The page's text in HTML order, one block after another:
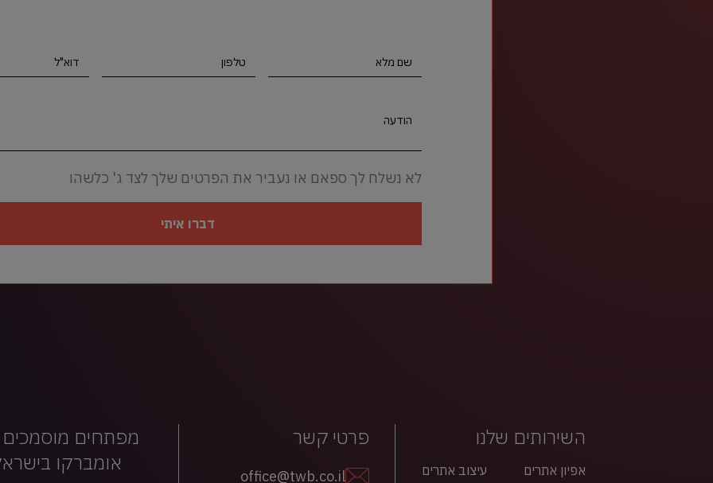
שם מלא טלפון דוא"ל
הודעה
לא נשלח לך ספאם או נעביר את הפרטים שלך לצד ג' כלשהו
דברו איתי
השירותים שלנו
אפיון אתרים עיצוב אתרים
פרטי קשר
office@twb.co.il
מפתחים
אומברקו